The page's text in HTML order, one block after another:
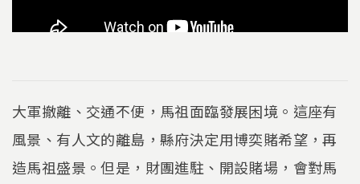
大軍撤離、交通不便，馬祖面臨發展困境。這座有
風景、有人文的離島，縣府決定用博奕賭希望，再
造馬祖盛景。但是，財團進駐、開設賭場，會對馬